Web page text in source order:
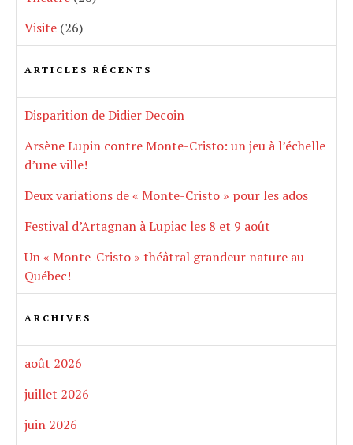
Visite (26)
ARTICLES RÉCENTS
Disparition de Didier Decoin
Arsène Lupin contre Monte-Cristo: un jeu à l’échelle
d’une ville!
Deux variations de « Monte-Cristo » pour les ados
Festival d’Artagnan à Lupiac les 8 et 9 août
Un « Monte-Cristo » théâtral grandeur nature au
Québec!
ARCHIVES
août 2026
juillet 2026
juin 2026